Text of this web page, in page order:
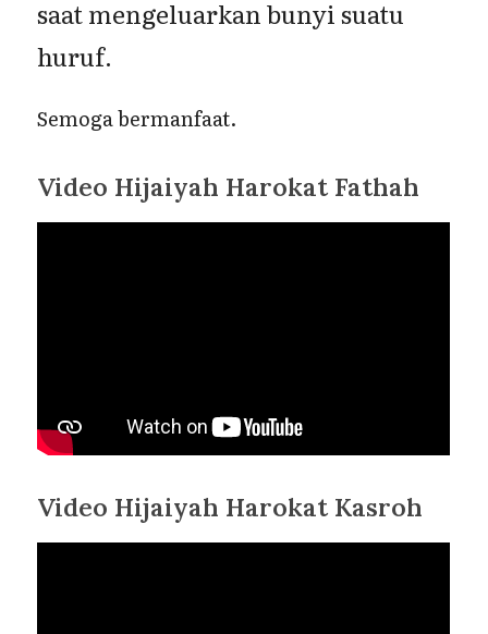
saat mengeluarkan bunyi suatu
huruf.
Semoga bermanfaat.
Video Hijaiyah Harokat Fathah
Video Hijaiyah Harokat Kasroh